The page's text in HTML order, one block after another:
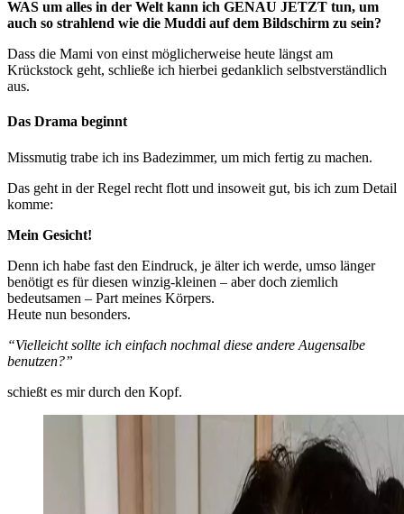
WAS um alles in der Welt kann ich GENAU JETZT tun, um
auch so strahlend wie die Muddi auf dem Bildschirm zu sein?
Dass die Mami von einst möglicherweise heute längst am
Krückstock geht, schließe ich hierbei gedanklich selbstverständlich
aus.
Das Drama beginnt
Missmutig trabe ich ins Badezimmer, um mich fertig zu machen.
Das geht in der Regel recht flott und insoweit gut, bis ich zum Detail
komme:
Mein Gesicht!
Denn ich habe fast den Eindruck, je älter ich werde, umso länger
benötigt es für diesen winzig-kleinen – aber doch ziemlich
bedeutsamen – Part meines Körpers.
Heute nun besonders.
“Vielleicht sollte ich einfach nochmal diese andere Augensalbe
benutzen?”
schießt es mir durch den Kopf.